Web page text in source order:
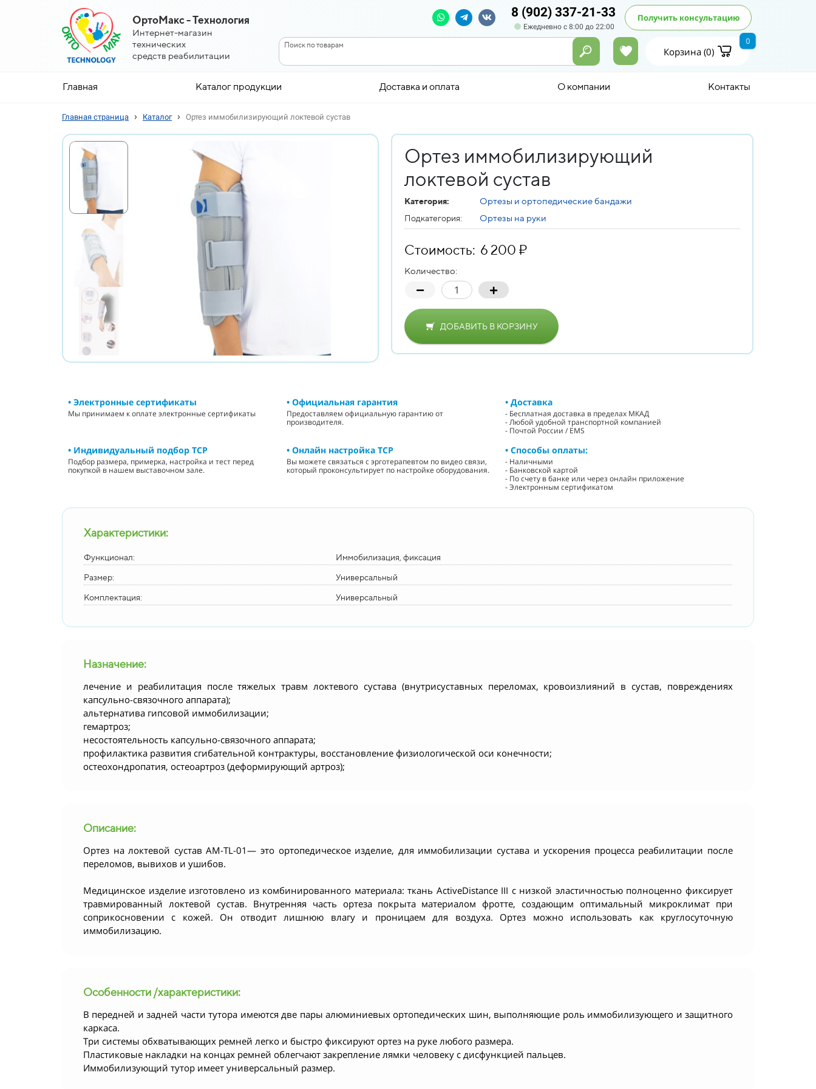
ОртоМакс - Технология
Интернет-магазин
технических
средств реабилитации
8 (902) 337-21-33
Ежедневно с 8:00 до 22:00
Получить консультацию
Поиск по товарам
Корзина (0)
0
Главная Каталог продукции Доставка и оплата О компании Контакты
Главная страница › Каталог › Ортез иммобилизирующий локтевой сустав
Ортез иммобилизирующий
локтевой сустав
Категория: Ортезы и ортопедические бандажи
Подкатегория: Ортезы на руки
Стоимость: 6 200 ₽
Количество:
ДОБАВИТЬ В КОРЗИНУ
• Электронные сертификаты
Мы принимаем к оплате электронные сертификаты
• Официальная гарантия
Предоставляем официальную гарантию от
производителя.
• Доставка
- Бесплатная доставка в пределах МКАД
- Любой удобной транспортной компанией
- Почтой России / EMS
• Индивидуальный подбор ТСР
Подбор размера, примерка, настройка и тест перед
покупкой в нашем выставочном зале.
• Онлайн настройка ТСР
Вы можете связаться с эрготерапевтом по видео связи,
который проконсультирует по настройке оборудования.
• Способы оплаты:
- Наличными
- Банковской картой
- По счету в банке или через онлайн приложение
- Электронным сертификатом
Характеристики:
Функционал: Иммобилизация, фиксация
Размер: Универсальный
Комплектация: Универсальный
Назначение:
лечение и реабилитация после тяжелых травм локтевого сустава (внутрисуставных переломах, кровоизлияний в сустав, повреждениях
капсульно-связочного аппарата);
альтернатива гипсовой иммобилизации;
гемартроз;
несостоятельность капсульно-связочного аппарата;
профилактика развития сгибательной контрактуры, восстановление физиологической оси конечности;
остеохондропатия, остеоартроз (деформирующий артроз);
Описание:
Ортез на локтевой сустав AM-TL-01— это ортопедическое изделие, для иммобилизации сустава и ускорения процесса реабилитации после
переломов, вывихов и ушибов.
Медицинское изделие изготовлено из комбинированного материала: ткань ActiveDistance III с низкой эластичностью полноценно фиксирует
травмированный локтевой сустав. Внутренняя часть ортеза покрыта материалом фротте, создающим оптимальный микроклимат при
соприкосновении с кожей. Он отводит лишнюю влагу и проницаем для воздуха. Ортез можно использовать как круглосуточную
иммобилизацию.
Особенности /характеристики:
В передней и задней части тутора имеются две пары алюминиевых ортопедических шин, выполняющие роль иммобилизующего и защитного
каркаса.
Три системы обхватывающих ремней легко и быстро фиксируют ортез на руке любого размера.
Пластиковые накладки на концах ремней облегчают закрепление лямки человеку с дисфункцией пальцев.
Иммобилизующий тутор имеет универсальный размер.